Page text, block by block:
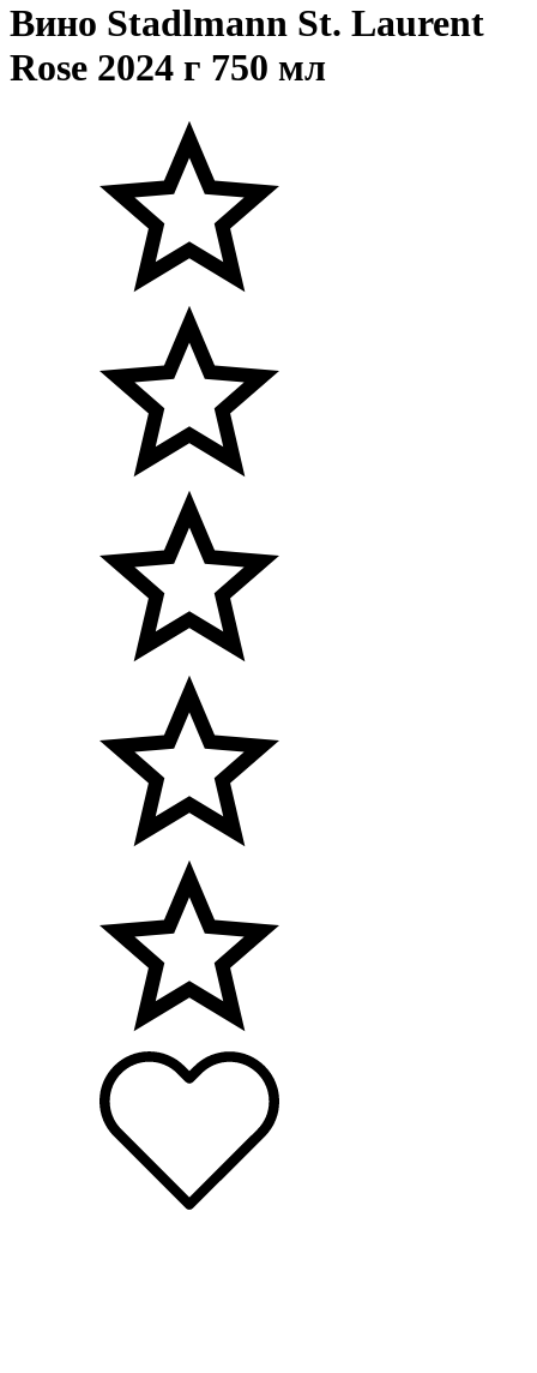
Вино Stadlmann St. Laurent
Rose 2024 г 750 мл